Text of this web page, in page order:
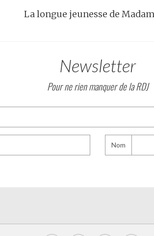
La longue jeunesse de
Newsletter
Pour ne rien manquer de la RDJ
Nom